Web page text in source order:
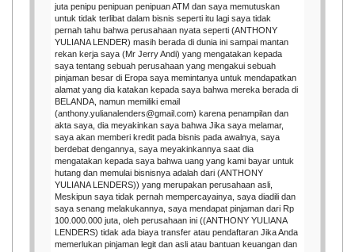
juta penipu penipuan penipuan ATM dan saya memutuskan
untuk tidak terlibat dalam bisnis seperti itu lagi saya tidak
pernah tahu bahwa perusahaan nyata seperti (ANTHONY
YULIANA LENDER) masih berada di dunia ini sampai mantan
rekan kerja saya (Mr Jerry Andi) yang mengatakan kepada
saya tentang sebuah perusahaan yang mengakui sebuah
pinjaman besar di Eropa saya memintanya untuk mendapatkan
alamat yang dia katakan kepada saya bahwa mereka berada di
BELANDA, namun memiliki email
(anthony.yulianalenders@gmail.com) karena penampilan dan
akta saya, dia meyakinkan saya bahwa Jika saya melamar,
saya akan memberi kredit pada bisnis pada awalnya, saya
berdebat dengannya, saya meyakinkannya saat dia
mengatakan kepada saya bahwa uang yang kami bayar untuk
hutang dan memulai bisnisnya adalah dari (ANTHONY
YULIANA LENDERS)) yang merupakan perusahaan asli,
Meskipun saya tidak pernah mempercayainya, saya diadili dan
saya senang melakukannya, saya mendapat pinjaman dari Rp
100.000.000 juta, oleh perusahaan ini ((ANTHONY YULIANA
LENDERS) tidak ada biaya transfer atau pendaftaran Jika Anda
memerlukan pinjaman legit dan asli atau bantuan keuangan dan